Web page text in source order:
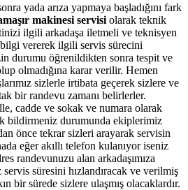
yada arıza yapmaya başladığını fark
makinesi servisi olarak teknik
ilgili arkadaşa iletmeli ve teknisyen
vererek ilgili servis sürecini
durumu öğrenildikten sonra tespit ve
olmadığına karar verilir. Hemen
sizlerle irtibata geçerek sizlere ve
bir randevu zamanı belirlerler.
cadde ve sokak ve numara olarak
bildirmeniz durumunda ekiplerimiz
önce tekrar sizleri arayarak servisin
eğer akıllı telefon kulanıyor iseniz
randevunuzu alan arkadaşımıza
servis süresini hızlandıracak ve verilmiş
bir sürede sizlere ulaşmış olacaklardır.